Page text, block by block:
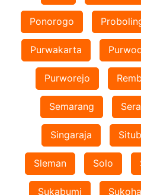
Ponorogo
Purwakarta
Purworejo
Semarang
Singaraja
Sleman Solo
Sukabumi